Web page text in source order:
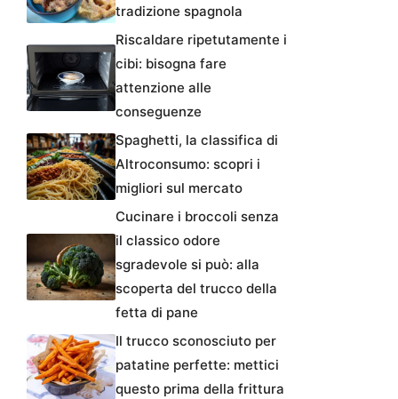
tradizione spagnola
Riscaldare ripetutamente i
cibi: bisogna fare
attenzione alle
conseguenze
Spaghetti, la classifica di
Altroconsumo: scopri i
migliori sul mercato
Cucinare i broccoli senza
il classico odore
sgradevole si può: alla
scoperta del trucco della
fetta di pane
Il trucco sconosciuto per
patatine perfette: mettici
questo prima della frittura